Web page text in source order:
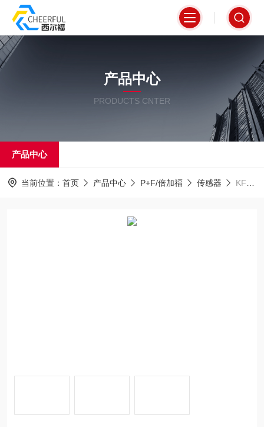
产品中心
PRODUCTS CNTER
产品中心
当前位置： 首页 产品中心 P+F/倍加福 传感器 KFD2-UFC-1.D倍加福安全栅传感器现货P+F一级代理商